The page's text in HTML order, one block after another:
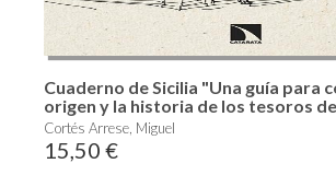
Cuaderno de Sicilia "Una guía para
origen y la historia de los tesoros
Cortés Arrese, Miguel
15,50 €